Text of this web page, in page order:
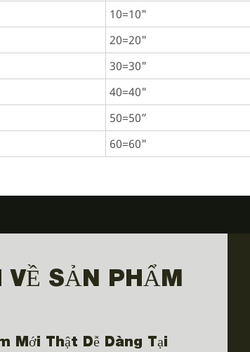
10=10"
20=20"
30=30"
40=40"
50=50”
60=60"
VỀ SẢN PHẨM
Mới Thật Dễ Dàng Tại